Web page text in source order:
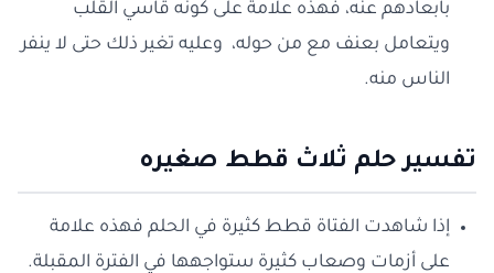
بابعادهم عنه، فهذه علامة على كونه قاسي القلب
ويتعامل بعنف مع من حوله، وعليه تغير ذلك حتى لا ينفر
الناس منه.
تفسير حلم ثلاث قطط صغيره
إذا شاهدت الفتاة قطط كثيرة في الحلم فهذه علامة
على أزمات وصعاب كثيرة ستواجهها في الفترة المقبلة.